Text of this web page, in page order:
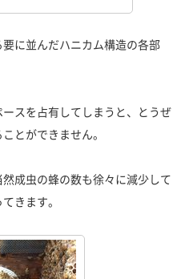
に並んだハニカム構造の各部
スを占有してしまうと、とうぜ
とができません。
成虫の蜂の数も徐々に減少して
きます。